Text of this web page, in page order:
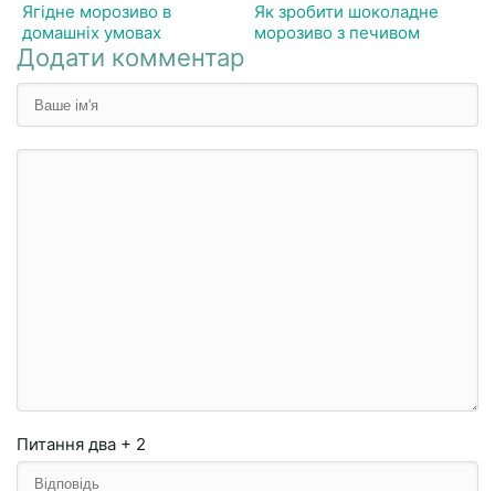
Ягідне морозиво в
домашніх умовах
Як зробити шоколадне
морозиво з печивом
Додати комментар
Питання два + 2